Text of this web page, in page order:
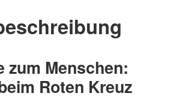
zum Menschen:
Roten Kreuz